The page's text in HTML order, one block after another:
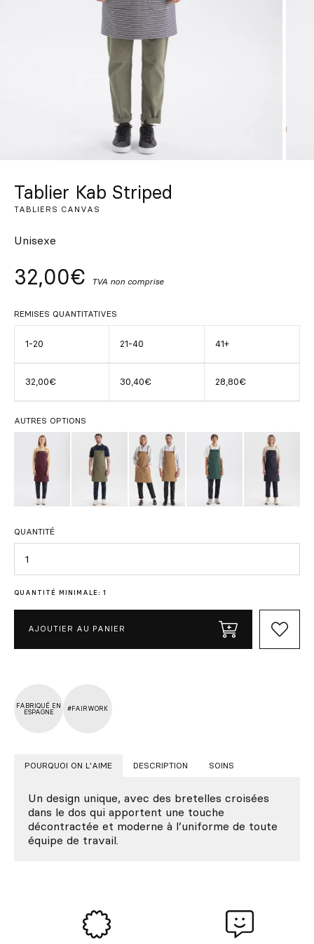
EN
Tablier Kab Striped
TABLIERS CANVAS
Unisexe
32,00€ TVA non comprise
REMISES QUANTITATIVES
1-20 21-40 41+
32,00€ 30,40€ 28,80€
AUTRES OPTIONS
QUANTITÉ
Quantité
QUANTITÉ MINIMALE: 1
AJOUTIER AU PANIER
FABRIQUÉ EN
ESPAGNE
#FAIRWORK
POURQUOI ON L'AIME DESCRIPTION SOINS
Un design unique, avec des bretelles croisées
dans le dos qui apportent une touche
décontractée et moderne à l’uniforme de toute
équipe de travail.